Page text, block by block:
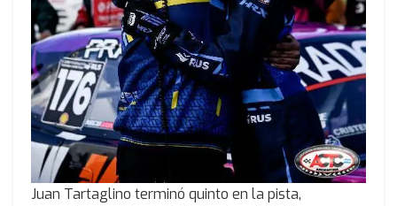
Juan Tartaglino terminó quinto en la pista,